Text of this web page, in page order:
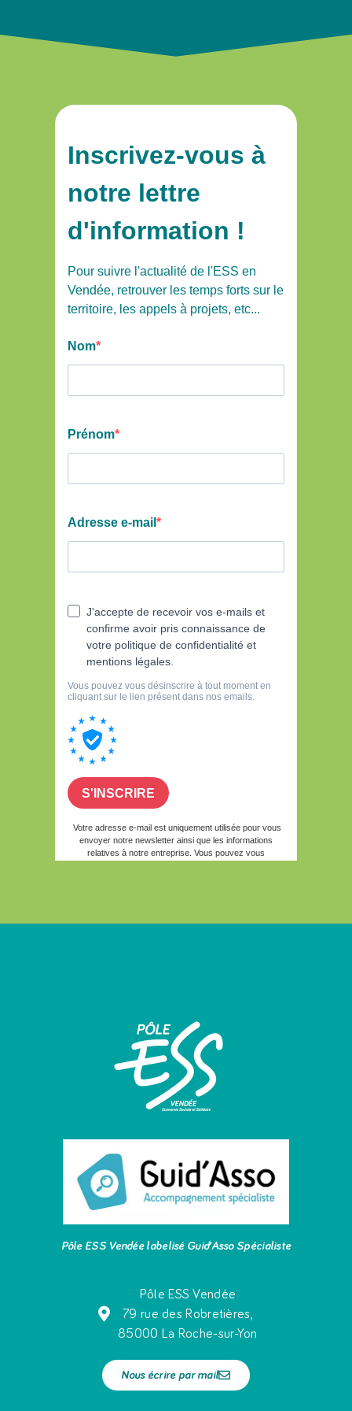
Pôle ESS Vendée labelisé Guid’Asso Spécialiste
Pôle ESS Vendée
79 rue des Robretières,
85000 La Roche-sur-Yon
Nous écrire par mail